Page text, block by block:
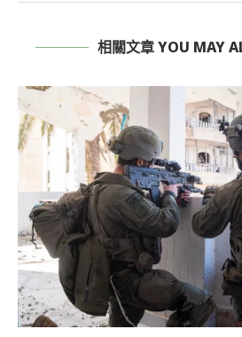
相關文章 YOU MAY